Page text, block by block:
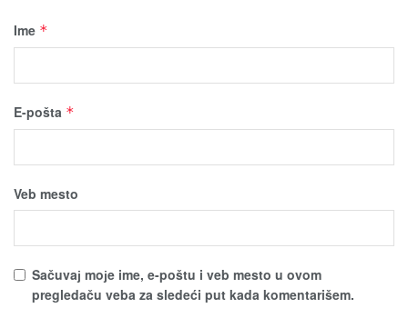
Ime *
E-pošta *
Veb mesto
Sačuvaј moјe ime, e-poštu i veb mesto u ovom
pregledaču veba za sledeći put kada komentarišem.